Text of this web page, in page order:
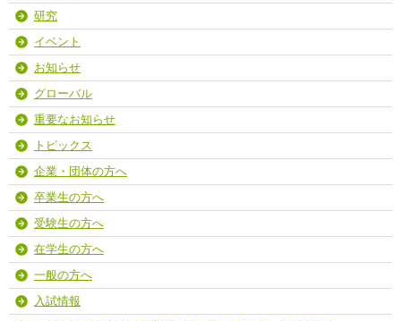
研究
イベント
お知らせ
グローバル
重要なお知らせ
トピックス
企業・団体の方へ
卒業生の方へ
受験生の方へ
在学生の方へ
一般の方へ
入試情報